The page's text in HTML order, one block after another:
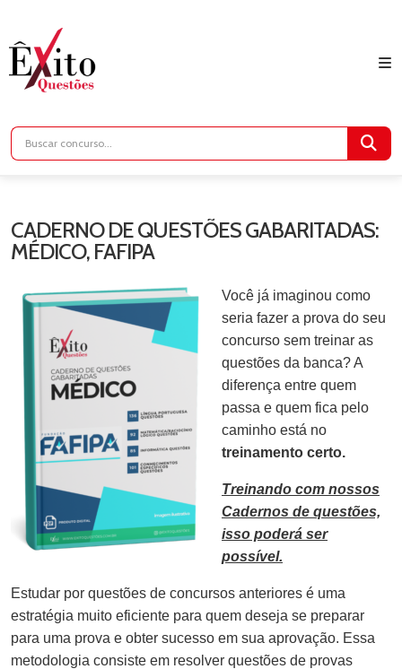
CADERNO DE QUESTÕES GABARITADAS:
MÉDICO, FAFIPA
Você já imaginou como
seria fazer a prova do seu
concurso sem treinar as
questões da banca? A
diferença entre quem
passa e quem fica pelo
caminho está no
treinamento certo.
Treinando com nossos
Cadernos de questões,
isso poderá ser
possível.
Estudar por questões de concursos anteriores é uma
estratégia muito eficiente para quem deseja se preparar
para uma prova e obter sucesso em sua aprovação. Essa
metodologia consiste em resolver questões de provas